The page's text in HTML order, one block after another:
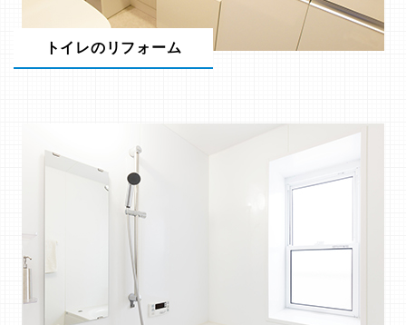
トイレのリフォーム